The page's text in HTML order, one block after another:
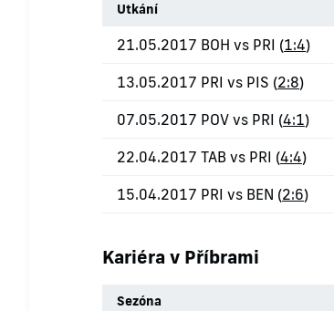
Utkání
21.05.2017 BOH vs PRI (1:4)
13.05.2017 PRI vs PIS (2:8)
07.05.2017 POV vs PRI (4:1)
22.04.2017 TAB vs PRI (4:4)
15.04.2017 PRI vs BEN (2:6)
Kariéra v Příbrami
Sezóna